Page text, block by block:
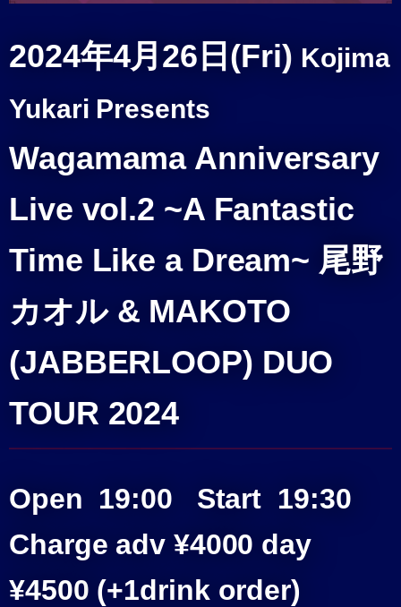
2024年4月26日(Fri) Kojima
Yukari Presents
Wagamama Anniversary
Live vol.2 ~A Fantastic
Time Like a Dream~ 尾野
カオル & MAKOTO
(JABBERLOOP) DUO
TOUR 2024
Open 19:00 Start 19:30
Charge adv ¥4000 day
¥4500 (+1drink order)